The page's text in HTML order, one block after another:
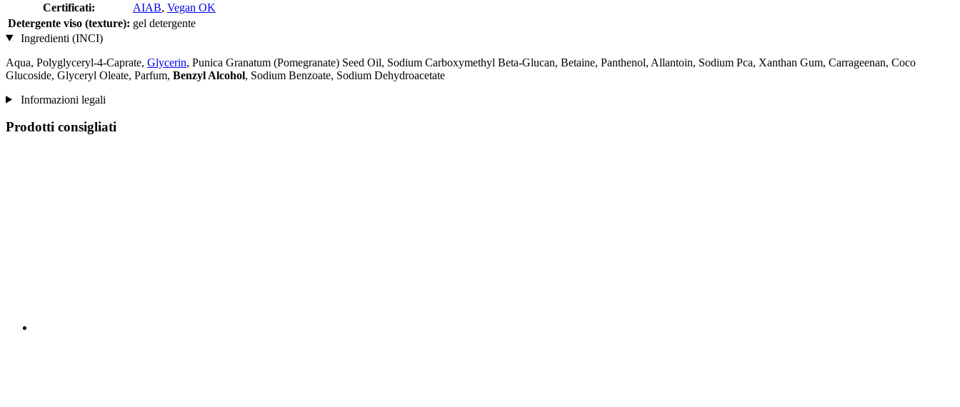
Certificati:
AIAB, Vegan OK
Detergente viso (texture): gel detergente
Ingredienti (INCI)
Aqua, Polyglyceryl-4-Caprate, Glycerin, Punica Granatum (Pomegranate) Seed Oil, Sodium Carboxymethyl Beta-Glucan, Betaine, Panthenol, Allantoin, Sodium Pca, Xanthan Gum, Carrageenan, Coco
Glucoside, Glyceryl Oleate, Parfum, Benzyl Alcohol, Sodium Benzoate, Sodium Dehydroacetate
Informazioni legali
Prodotti consigliati